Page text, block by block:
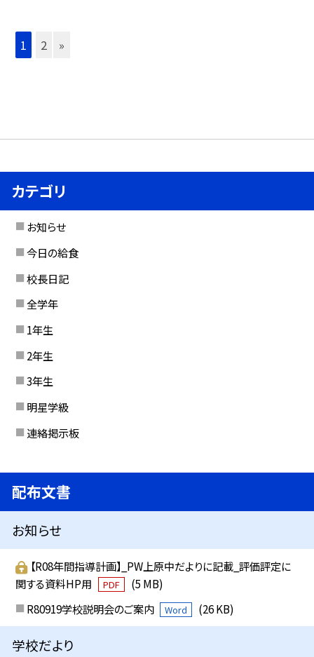
1 2 »
カテゴリ
お知らせ
今日の給食
校長日記
全学年
1年生
2年生
3年生
明星学級
連絡掲示板
配布文書
お知らせ
【R08年間指導計画】_PW上原中だよりに記載_評価評定に
関する資料HP用
PDF
(5 MB)
R80919学校説明会のご案内
Word (26 KB)
学校だより